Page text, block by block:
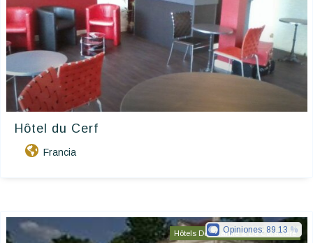
Hôtel du Cerf
Francia
Hôtels De Charme & De Caractère
Opiniones: 89.13